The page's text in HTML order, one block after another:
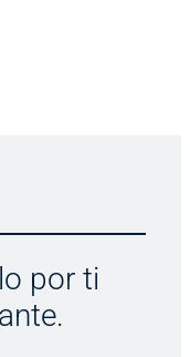
por ti